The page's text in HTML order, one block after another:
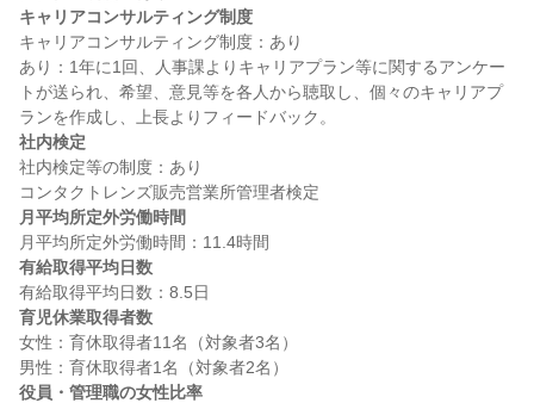
キャリアコンサルティング制度
キャリアコンサルティング制度：あり
あり：1年に1回、人事課よりキャリアプラン等に関するアンケー
トが送られ、希望、意見等を各人から聴取し、個々のキャリアプ
社内検定
社内検定等の制度：あり
月平均所定外労働時間
有給取得平均日数
育児休業取得者数
女性：育休取得者11名（対象者3名）
役員・管理職の女性比率